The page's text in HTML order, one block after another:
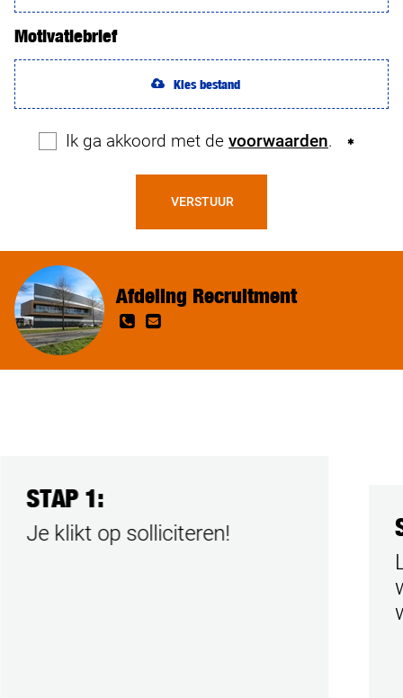
Afdeling Recruitment
Motivatiebrief
Kies bestand
Ik ga akkoord met de voorwaarden.
VERSTUUR
STAP 1:
Je klikt op solliciteren!